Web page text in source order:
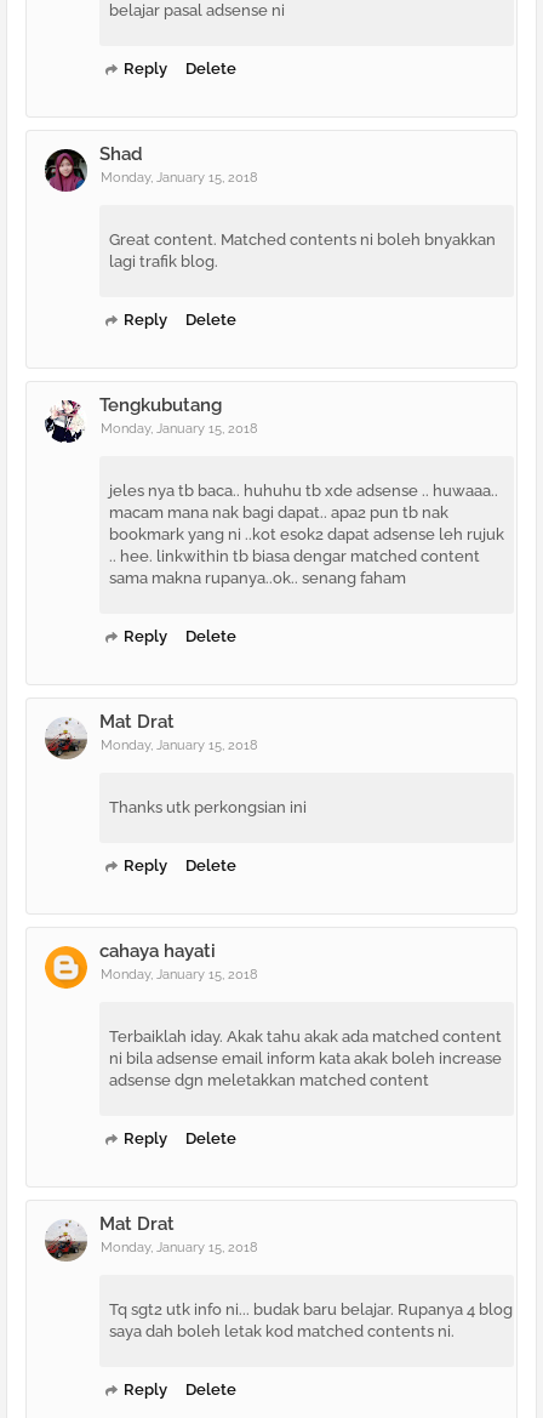
belajar pasal adsense ni
Reply Delete
Shad
Monday, January 15, 2018
Great content. Matched contents ni boleh bnyakkan
lagi trafik blog.
Reply Delete
Tengkubutang
Monday, January 15, 2018
jeles nya tb baca.. huhuhu tb xde adsense .. huwaaa..
macam mana nak bagi dapat.. apa2 pun tb nak
bookmark yang ni ..kot esok2 dapat adsense leh rujuk
.. hee. linkwithin tb biasa dengar matched content
sama makna rupanya..ok.. senang faham
Reply Delete
Mat Drat
Monday, January 15, 2018
Thanks utk perkongsian ini
Reply Delete
cahaya hayati
Monday, January 15, 2018
Terbaiklah iday. Akak tahu akak ada matched content
ni bila adsense email inform kata akak boleh increase
adsense dgn meletakkan matched content
Reply Delete
Mat Drat
Monday, January 15, 2018
Tq sgt2 utk info ni... budak baru belajar. Rupanya 4 blog
saya dah boleh letak kod matched contents ni.
Reply Delete